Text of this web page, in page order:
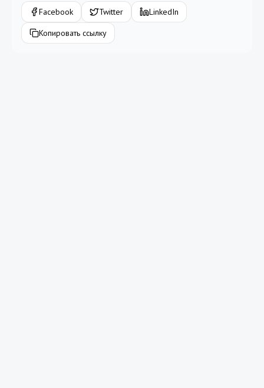
Facebook Twitter
LinkedIn
Копировать ссылку